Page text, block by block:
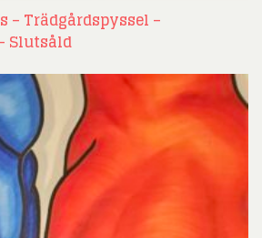
– Trädgårdspyssel –
Slutsåld